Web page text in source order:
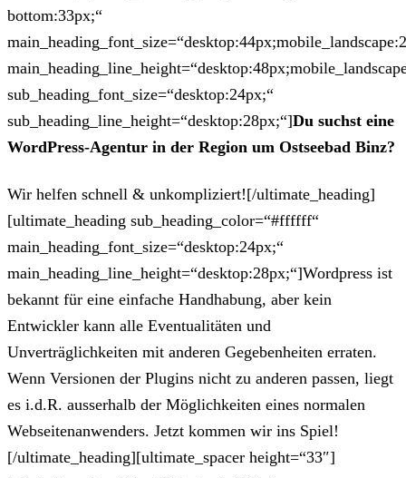
bottom:33px;“
sub_heading_font_size=“desktop:24px;“
sub_heading_line_height=“desktop:28px;“]Du suchst eine
WordPress-Agentur in der Region um Ostseebad Binz?
Wir helfen schnell & unkompliziert![/ultimate_heading]
[ultimate_heading sub_heading_color=“#ffffff“
main_heading_font_size=“desktop:24px;“
main_heading_line_height=“desktop:28px;“]Wordpress ist
bekannt für eine einfache Handhabung, aber kein
Entwickler kann alle Eventualitäten und
Unverträglichkeiten mit anderen Gegebenheiten erraten.
Wenn Versionen der Plugins nicht zu anderen passen, liegt
es i.d.R. ausserhalb der Möglichkeiten eines normalen
Webseitenanwenders. Jetzt kommen wir ins Spiel!
[/ultimate_heading][ultimate_spacer height=“33″]